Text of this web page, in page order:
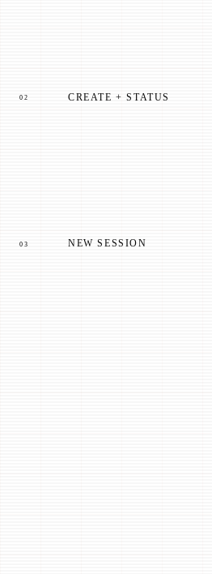
02 CREATE + STATUS
03 NEW SESSION